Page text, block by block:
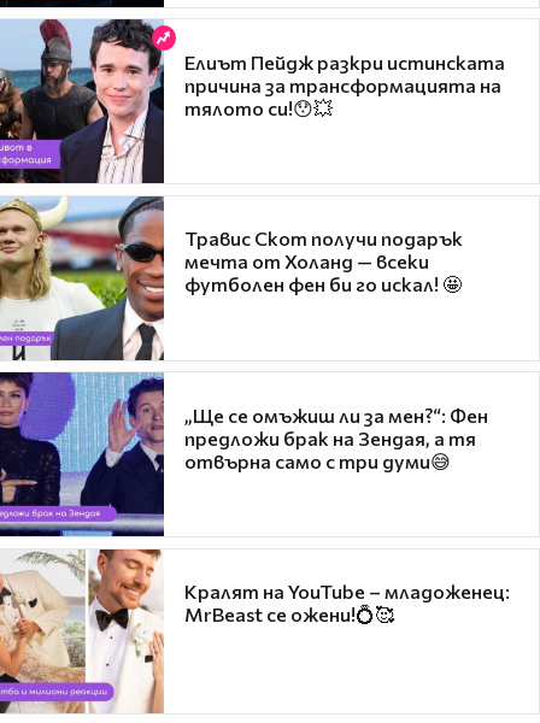
Елиът Пейдж разкри истинската
причина за трансформацията на
тялото си!😯💥
Травис Скот получи подарък
мечта от Холанд — всеки
футболен фен би го искал! 🤩
„Ще се омъжиш ли за мен?“: Фен
предложи брак на Зендая, а тя
отвърна само с три думи😅
Кралят на YouTube – младоженец:
MrBeast се ожени!💍🥰